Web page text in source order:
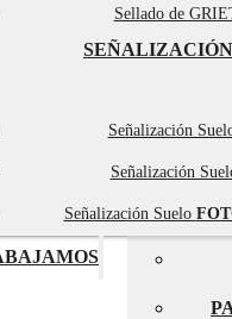
Sellado de
Señalización
Señalización
Señalización Suelo